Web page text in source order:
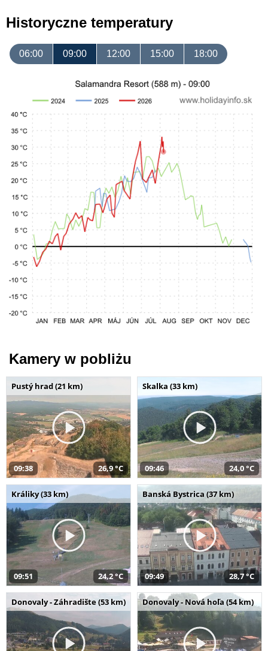
Historyczne temperatury
06:00 09:00 12:00 15:00 18:00
Kamery w pobliżu
Pustý hrad (21 km)
09:38 26,9 °C
Skalka (33 km)
09:46 24,0 °C
Králiky (33 km)
09:51 24,2 °C
Banská Bystrica (37 km)
09:49 28,7 °C
Donovaly - Záhradište (53 km) Donovaly - Nová hoľa (54 km)